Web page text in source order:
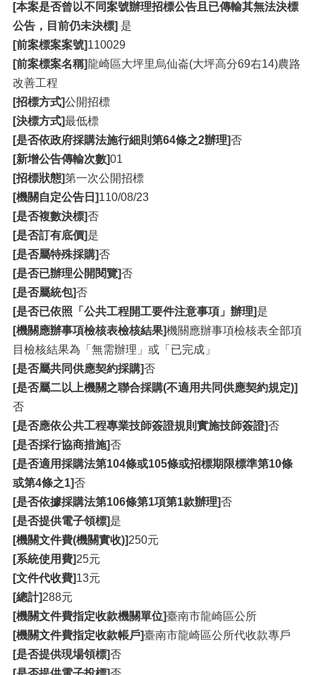
[本案是否曾以不同案號辦理招標公告且已傳輸其無法決標
公告，目前仍未決標] 是
[前案標案案號]110029
[前案標案名稱]龍崎區大坪里烏仙崙(大坪高分69右14)農路
改善工程
[招標方式]公開招標
[決標方式]最低標
[是否依政府採購法施行細則第64條之2辦理]否
[新增公告傳輸次數]01
[招標狀態]第一次公開招標
[機關自定公告日]110/08/23
[是否複數決標]否
[是否訂有底價]是
[是否屬特殊採購]否
[是否已辦理公開閱覽]否
[是否屬統包]否
[是否已依照「公共工程開工要件注意事項」辦理]是
[機關應辦事項檢核表檢核結果]機關應辦事項檢核表全部項
目檢核結果為「無需辦理」或「已完成」
[是否屬共同供應契約採購]否
[是否屬二以上機關之聯合採購(不適用共同供應契約規定)]
否
[是否應依公共工程專業技師簽證規則實施技師簽證]否
[是否採行協商措施]否
[是否適用採購法第104條或105條或招標期限標準第10條
或第4條之1]否
[是否依據採購法第106條第1項第1款辦理]否
[是否提供電子領標]是
[機關文件費(機關實收)]250元
[系統使用費]25元
[文件代收費]13元
[總計]288元
[機關文件費指定收款機關單位]臺南市龍崎區公所
[機關文件費指定收款帳戶]臺南市龍崎區公所代收款專戶
[是否提供現場領標]否